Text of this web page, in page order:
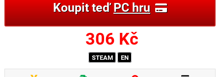
Koupit teďPC hru
306 Kč
STEAM EN